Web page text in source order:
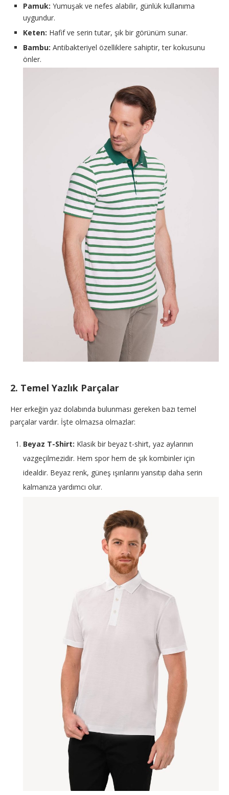
Pamuk: Yumuşak ve nefes alabilir, günlük kullanıma
uygundur.
Keten: Hafif ve serin tutar, şık bir görünüm sunar.
Bambu: Antibakteriyel özelliklere sahiptir, ter kokusunu
önler.
2. Temel Yazlık Parçalar
Her erkeğin yaz dolabında bulunması gereken bazı temel
parçalar vardır. İşte olmazsa olmazlar:
Beyaz T-Shirt: Klasik bir beyaz t-shirt, yaz aylarının
vazgeçilmezidir. Hem spor hem de şık kombinler için
idealdir. Beyaz renk, güneş ışınlarını yansıtıp daha serin
kalmanıza yardımcı olur.